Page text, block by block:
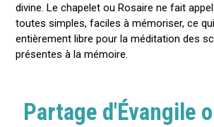
divine. Le chapelet ou Rosaire ne fait
toutes simples, faciles à mémoriser, ce
entièrement libre pour la méditation des
présentes à la mémoire.
Partage d'Évangile